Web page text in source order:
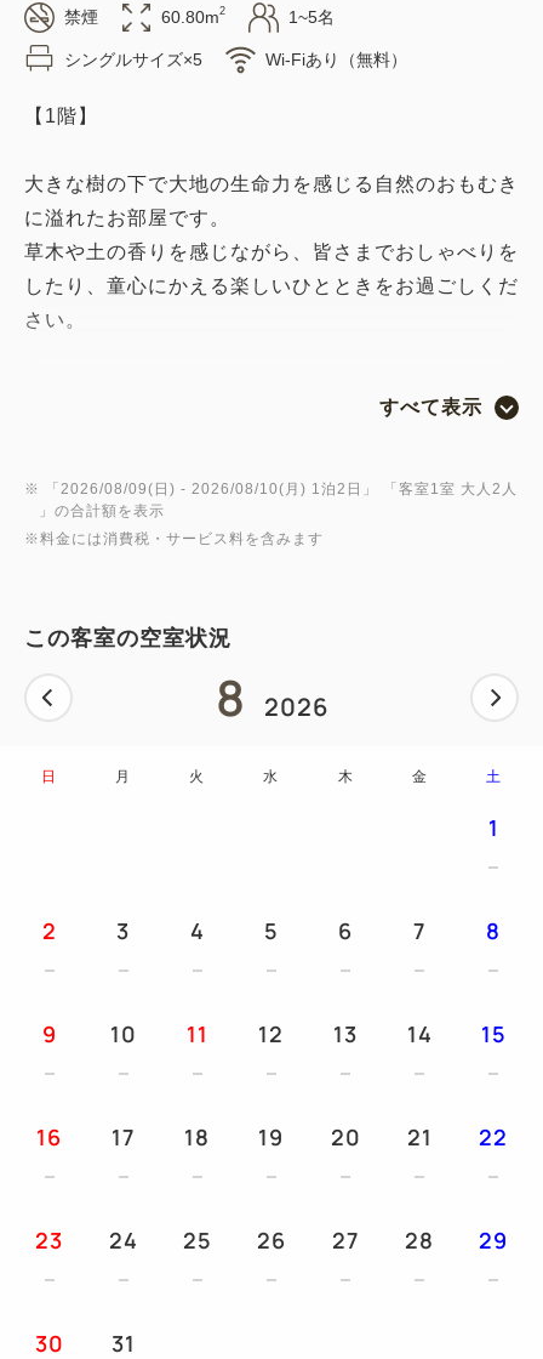
禁煙 60.80m2 1~5名
シングルサイズ×5 Wi-Fiあり（無料）
【1階】
大きな樹の下で大地の生命力を感じる自然のおもむき
に溢れたお部屋です。
草木や土の香りを感じながら、皆さまでおしゃべりを
したり、童心にかえる楽しいひとときをお過ごしくだ
さい。
・ベッドはお申込み人数に関わらず5台常設でござい
ん。）
・バス・トイレ別、洗い場付のバスルームを完備して
・大人数でお泊りいただくには最高のお部屋です。
すべて表示
※ 「 2026/08/09(日) - 2026/08/10(月) 1泊2日 」 「客室1室 大人2人
」の合計額を表示
※料金には消費税・サービス料を含みます
この客室の空室状況
8 2026
日 月 火 水 木 金 土
1
2 3 4 5 6 7 8
9 10 11 12 13 14 15
16 17 18 19 20 21 22
23 24 25 26 27 28 29
30 31